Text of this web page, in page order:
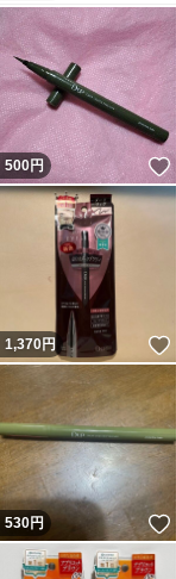
500円
1,370円
530円